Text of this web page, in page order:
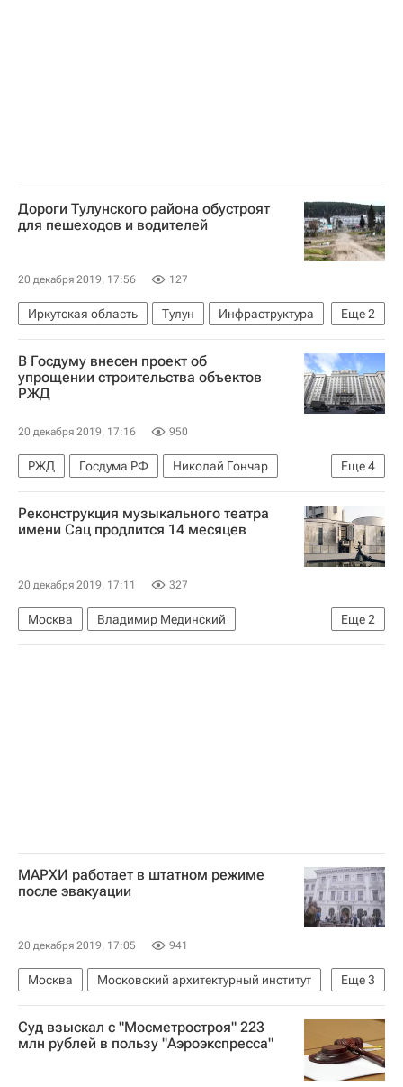
Дороги Тулунского района обустроят
для пешеходов и водителей
20 декабря 2019, 17:56 127
Еще2
Иркутская область Тулун
Инфраструктура
Дороги
Благоустройство
В Госдуму внесен проект об
упрощении строительства объектов
РЖД
20 декабря 2019, 17:16 950
Еще4
РЖД Госдума РФ
Николай Гончар
Законодательство
Строительство
Инфраструктура
Россия
Реконструкция музыкального театра
имени Сац продлится 14 месяцев
20 декабря 2019, 17:11 327
Еще2
Москва
Владимир Мединский
Реконструкция
Театры
МАРХИ работает в штатном режиме
после эвакуации
20 декабря 2019, 17:05 941
Еще3
Москва
Московский архитектурный институт
Дмитрий Швидковский
Происшествия
Суд взыскал с "Мосметростроя" 223
млн рублей в пользу "Аэроэкспресса"